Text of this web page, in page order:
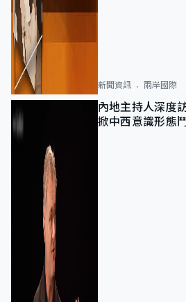
新聞資訊 兩岸國際
內地主持人深度
掀中西意識形態